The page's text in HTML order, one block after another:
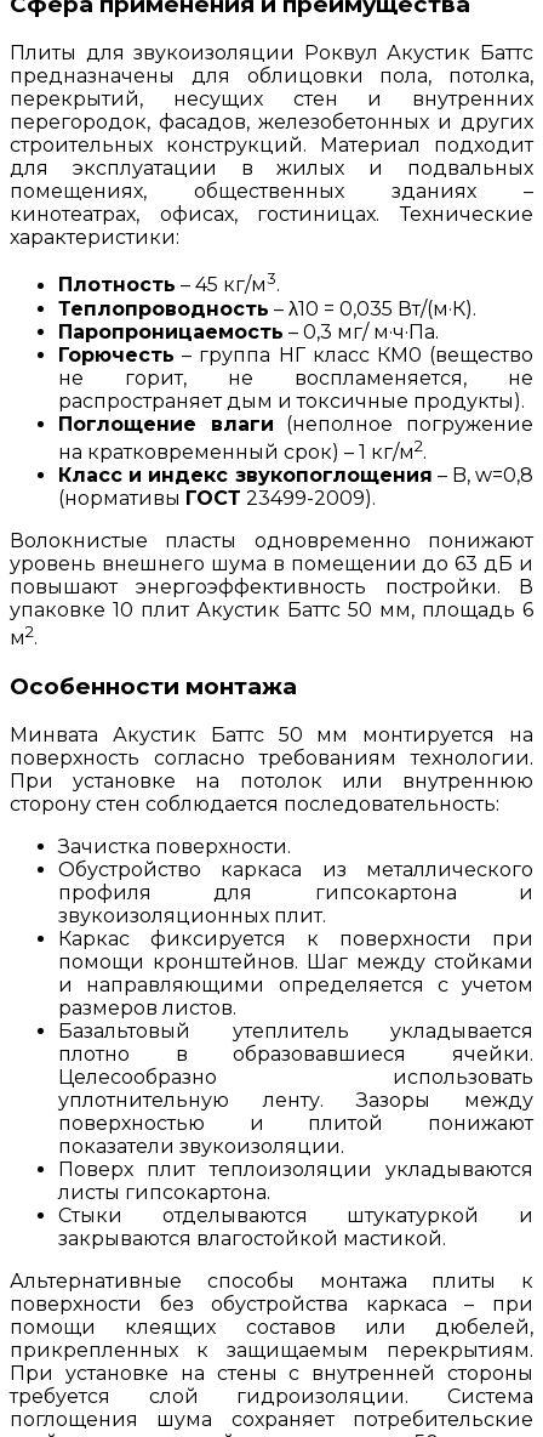
Плиты для звукоизоляции Роквул Акустик Баттс
предназначены для облицовки пола, потолка,
перекрытий, несущих стен и внутренних
перегородок, фасадов, железобетонных и других
строительных конструкций. Материал подходит
для эксплуатации в жилых и подвальных
помещениях, общественных зданиях –
кинотеатрах, офисах, гостиницах. Технические
характеристики:
Плотность – 45 кг/м3.
Теплопроводность – λ10 = 0,035 Вт/(м·К).
Паропроницаемость – 0,3 мг/ м·ч·Па.
Горючесть – группа НГ класс КМ0 (вещество
не горит, не воспламеняется, не
распространяет дым и токсичные продукты).
Поглощение влаги (неполное погружение
на кратковременный срок) – 1 кг/м2.
Класс и индекс звукопоглощения – B, w=0,8
(нормативы ГОСТ 23499-2009).
Волокнистые пласты одновременно понижают
уровень внешнего шума в помещении до 63 дБ и
повышают энергоэффективность постройки. В
упаковке 10 плит Акустик Баттс 50 мм, площадь 6
м2.
Особенности монтажа
Минвата Акустик Баттс 50 мм монтируется на
поверхность согласно требованиям технологии.
При установке на потолок или внутреннюю
сторону стен соблюдается последовательность:
Зачистка поверхности.
Обустройство каркаса из металлического
профиля для гипсокартона и
звукоизоляционных плит.
Каркас фиксируется к поверхности при
помощи кронштейнов. Шаг между стойками
и направляющими определяется с учетом
размеров листов.
Базальтовый утеплитель укладывается
плотно в образовавшиеся ячейки.
Целесообразно использовать
уплотнительную ленту. Зазоры между
поверхностью и плитой понижают
показатели звукоизоляции.
Поверх плит теплоизоляции укладываются
листы гипсокартона.
Стыки отделываются штукатуркой и
закрываются влагостойкой мастикой.
Альтернативные способы монтажа плиты к
поверхности без обустройства каркаса – при
помощи клеящих составов или дюбелей,
прикрепленных к защищаемым перекрытиям.
При установке на стены с внутренней стороны
требуется слой гидроизоляции. Система
поглощения шума сохраняет потребительские